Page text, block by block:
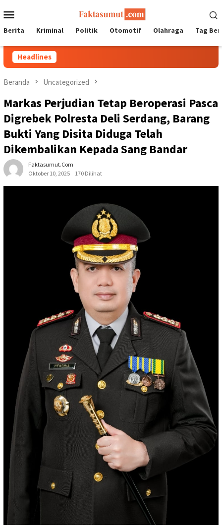
ke
kontenMobile
Berita Kriminal Politik Otomotif Olahraga Tag
Headlines
Beranda Uncategorized
Markas Perjudian Tetap Beroperasi Pasca
Digrebek Polresta Deli Serdang, Barang
Bukti Yang Disita Diduga Telah
Dikembalikan Kepada Sang Bandar
Faktasumut.com
Oktober 10, 2025
170 Dilihat